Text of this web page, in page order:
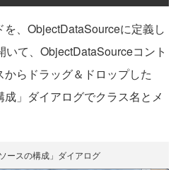
、ObjectDataSourceに定義し
いて、ObjectDataSourceコント
らドラッグ＆ドロップした
」ダイアログでクラス名とメ
ースの構成」ダイアログ